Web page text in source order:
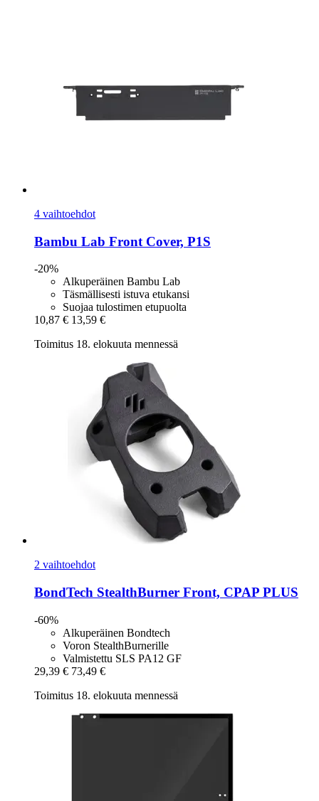
4 vaihtoehdot
Bambu Lab Front Cover, P1S
-20%
Alkuperäinen Bambu Lab
Täsmällisesti istuva etukansi
Suojaa tulostimen etupuolta
10,87 € 13,59 €
Toimitus 18. elokuuta mennessä
2 vaihtoehdot
BondTech StealthBurner Front, CPAP PLUS
-60%
Alkuperäinen Bondtech
Voron StealthBurnerille
Valmistettu SLS PA12 GF
29,39 € 73,49 €
Toimitus 18. elokuuta mennessä